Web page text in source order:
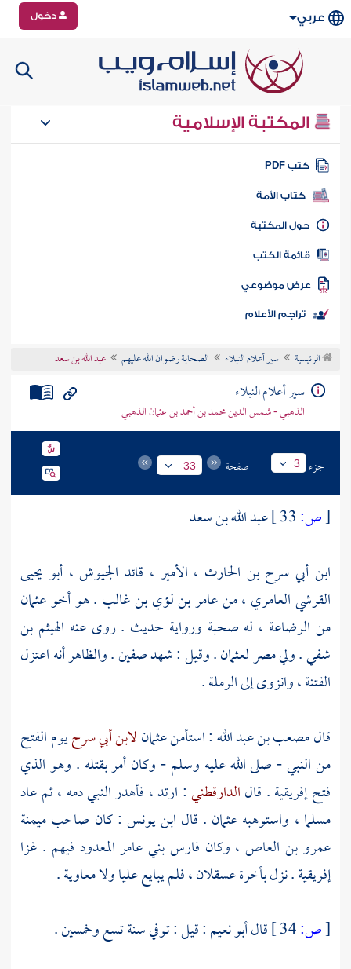
عربي دخول
المكتبة الإسلامية
كتب PDF
كتاب الأمة
المكتبة
الكتب
موضوعي
تراجم الأعلام
الرئيسية سير أعلام النبلاء الصحابة رضوان الله عليهم عبد الله بن سعد
سير أعلام النبلاء
الذهبي - شمس الدين محمد بن أحمد بن عثمان الذهبي
جزء 3 صفحة 33
[ص:
عبد الله بن سعد
ابن أبي سرح بن الحارث ، الأمير ، قائد الجيوش ، أبو يحيى
القرشي العامري ، من عامر بن لؤي بن غالب . هو أخو عثمان
من الرضاعة ، له صحبة ورواية حديث . روى عنه الهيثم بن
شفي. وليمصرلعثمان. وقيل : شهدصفين. والظاهر أنه اعتزل
الفتنة ، وانزوى إلىالرملة.
قالمصعب بن عبد الله: استأمنعثمانلابن أبي سرحيوم الفتح
من النبي - صلى الله عليه وسلم - وكان أمر بقتله . وهو الذي
فتحإفريقية. قالالدارقطني: ارتد ، فأهدر النبي دمه ، ثم عاد
مسلما ، واستوهبهعثمان . قال ابن يونس : كان صاحب ميمنة
عمرو بن العاص ، وكان فارسبني عامرالمعدود فيهم . غزا
إفريقية. نزل بأخرةعسقلان، فلم يبايععلياولامعاوية.
[ص: قالأبو نعيم: قيل : توفي سنة تسع وخمسين .